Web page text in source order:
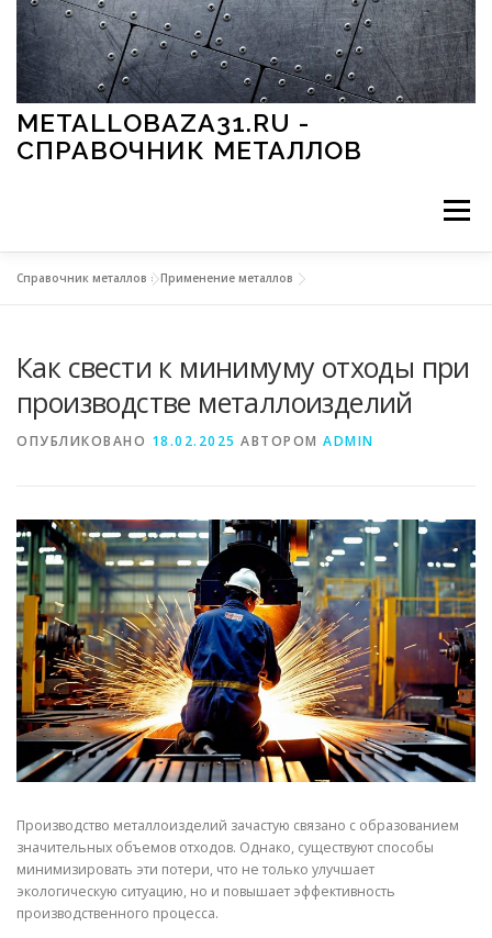
Перейти к содержимому
METALLOBAZA31.RU -
СПРАВОЧНИК МЕТАЛЛОВ
Меню
МЕТАЛЛЫ И ОКРУЖАЮЩАЯ СРЕДА
СВОЙСТВА МЕТАЛЛОВ СОРТА МЕТАЛЛОВ
СТАТЬИ
Справочник металлов »Применение металлов
Как свести к минимуму отходы при
производстве металлоизделий
ОПУБЛИКОВАНО 18.02.2025 АВТОРОМ ADMIN
Производство металлоизделий зачастую связано с образованием
значительных объемов отходов. Однако, существуют способы
минимизировать эти потери, что не только улучшает
экологическую ситуацию, но и повышает эффективность
производственного процесса.